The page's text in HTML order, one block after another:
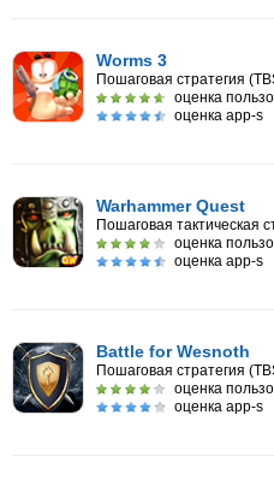
Worms 3
Пошаговая стратегия
оценка
оценка app-s
Warhammer Quest
Пошаговая тактическая
оценка
оценка app-s
Battle for Wesnoth
Пошаговая стратегия
оценка
оценка app-s